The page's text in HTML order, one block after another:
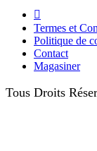
Termes et
Politique de
Contact
Magasiner
Tous Droits